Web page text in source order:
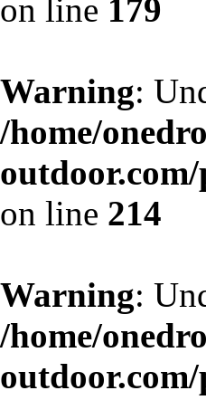
on line 179
Warning:
/home/
on line 214
Warning:
/home/